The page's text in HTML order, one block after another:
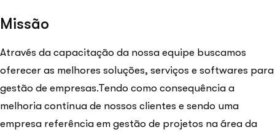
Missão
Através da capacitação da nossa equipe buscamos
oferecer as melhores soluções, serviços e softwares para
gestão de empresas.Tendo como consequência a
melhoria contínua de nossos clientes e sendo uma
empresa referência em gestão de projetos na área da